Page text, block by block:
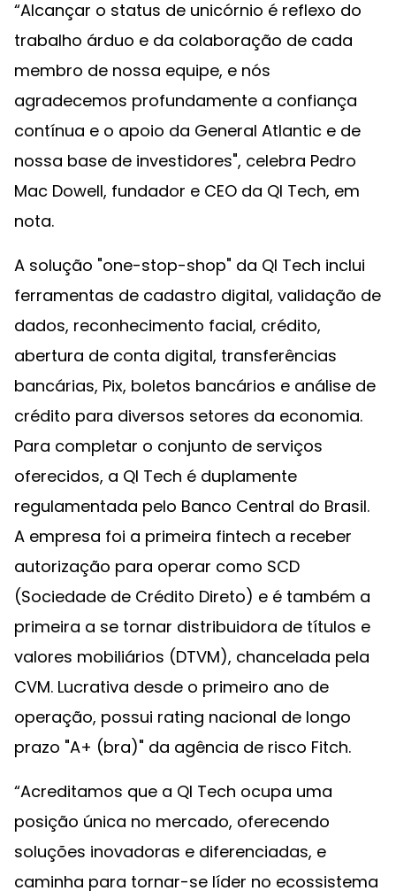
“Alcançar o status de unicórnio é reflexo do
trabalho árduo e da colaboração de cada
membro de nossa equipe, e nós
agradecemos profundamente a confiança
contínua e o apoio da General Atlantic e de
nossa base de investidores", celebra Pedro
Mac Dowell, fundador e CEO da QI Tech, em
nota.
A solução "one-stop-shop" da QI Tech inclui
ferramentas de cadastro digital, validação de
dados, reconhecimento facial, crédito,
abertura de conta digital, transferências
bancárias, Pix, boletos bancários e análise de
crédito para diversos setores da economia.
Para completar o conjunto de serviços
oferecidos, a QI Tech é duplamente
regulamentada pelo Banco Central do Brasil.
A empresa foi a primeira fintech a receber
autorização para operar como SCD
(Sociedade de Crédito Direto) e é também a
primeira a se tornar distribuidora de títulos e
valores mobiliários (DTVM), chancelada pela
CVM. Lucrativa desde o primeiro ano de
operação, possui rating nacional de longo
prazo "A+ (bra)" da agência de risco Fitch.
“Acreditamos que a QI Tech ocupa uma
posição única no mercado, oferecendo
soluções inovadoras e diferenciadas, e
caminha para tornar-se líder no ecossistema